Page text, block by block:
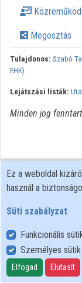
Intézményi listák
Közreműködők
Megosztás
Tulajdonos: Szabó
EHK)
Lejátszási listák:
Minden jog
Felhasználói szabályzat
Adatkezelési tájékoztató
Süti szabályzat
Ez a weboldal
használ a
Süti szabályzat
Funkcionális
Személyes
Elfogad Elutasít